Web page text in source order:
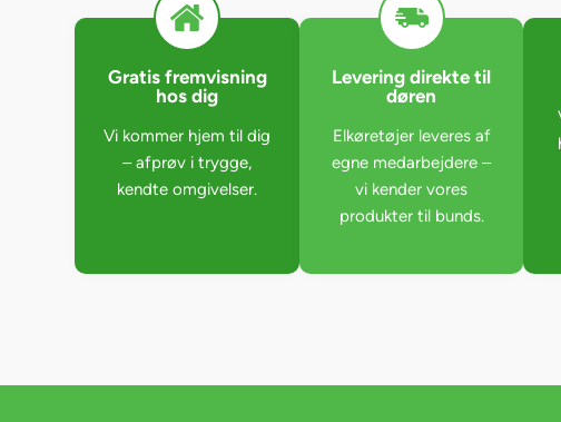
Gratis fremvisning
hos dig
Vi kommer hjem til dig
– afprøv i trygge,
kendte omgivelser.
Levering direkte til
døren
Elkøretøjer leveres af
egne medarbejdere –
vi kender vores
produkter til bunds.